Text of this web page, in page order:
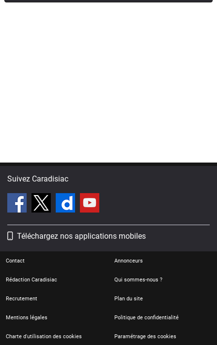
Suivez Caradisiac
Téléchargez nos applications mobiles
Contact Annonceurs
Rédaction Caradisiac Qui sommes-nous ?
Recrutement Plan du site
Mentions légales Politique de confidentialité
Charte d'utilisation des cookies Paramétrage des cookies